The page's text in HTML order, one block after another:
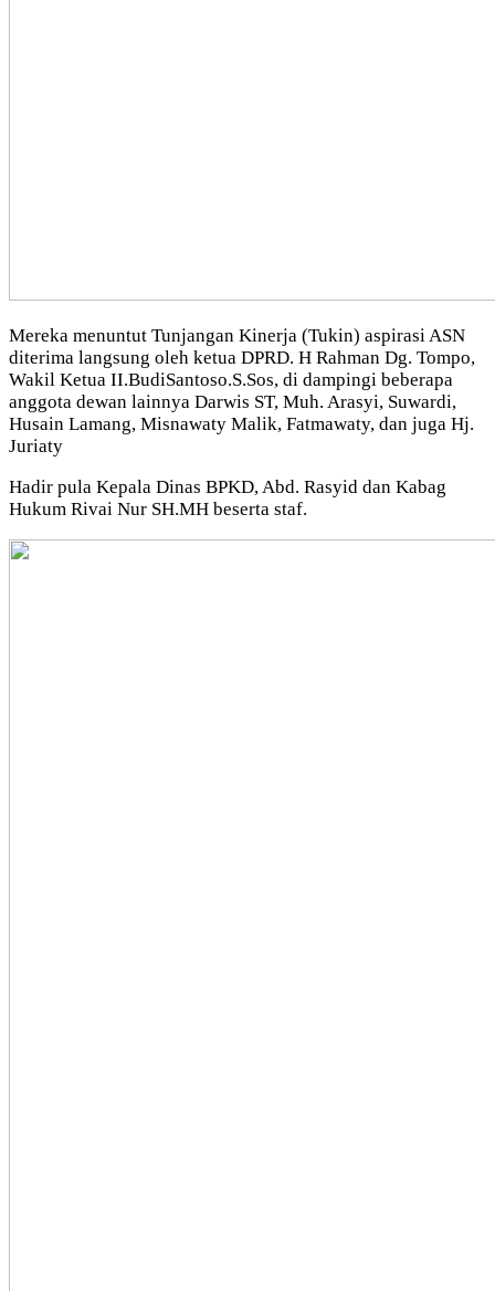
Mereka menuntut Tunjangan Kinerja (Tukin) aspirasi ASN
diterima langsung oleh ketua DPRD. H Rahman Dg. Tompo,
Wakil Ketua II.BudiSantoso.S.Sos, di dampingi beberapa
anggota dewan lainnya Darwis ST, Muh. Arasyi, Suwardi,
Husain Lamang, Misnawaty Malik, Fatmawaty, dan juga Hj.
Juriaty
Hadir pula Kepala Dinas BPKD, Abd. Rasyid dan Kabag
Hukum Rivai Nur SH.MH beserta staf.